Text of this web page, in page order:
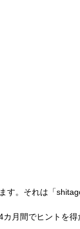
す。それは「
月間でヒントを得